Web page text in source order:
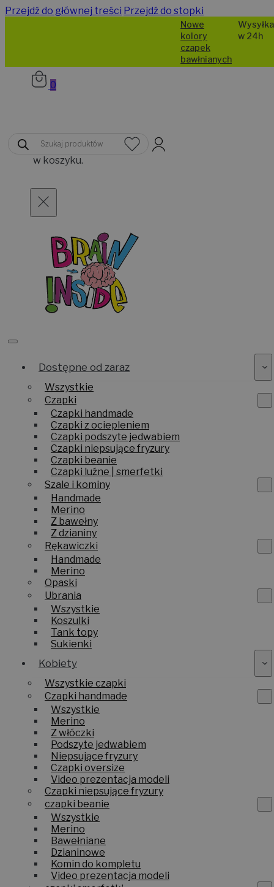
Przejdź do głównej treści Przejdź do stopki
Nowe
kolory
czapek
bawłnianych
Wysyłka
w 24h
Wyszukiwarka
produktów
0
produktów
w koszyku.
Dostępne od zaraz
Wszystkie
Czapki
Czapki handmade
Czapki z ociepleniem
Czapki podszyte jedwabiem
Czapki niepsujące fryzury
Czapki beanie
Czapki luźne | smerfetki
Szale i kominy
Handmade
Merino
Z bawełny
Z dzianiny
Rękawiczki
Handmade
Merino
Opaski
Ubrania
Wszystkie
Koszulki
Tank topy
Sukienki
Kobiety
Wszystkie czapki
Czapki handmade
Wszystkie
Merino
Z włóczki
Podszyte jedwabiem
Niepsujące fryzury
Czapki oversize
Video prezentacja modeli
Czapki niepsujące fryzury
czapki beanie
Wszystkie
Merino
Bawełniane
Dzianinowe
Komin do kompletu
Video prezentacja modeli